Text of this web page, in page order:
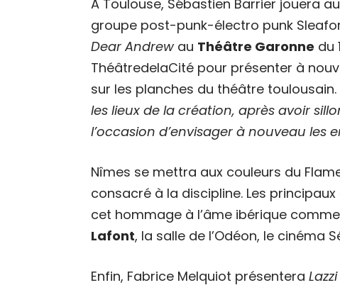
A Toulouse, Sébastien Barrier jouera
groupe post-punk-électro punk
Dear Andrewau Théâtre Garonne du
ThéâtredelaCité pour présenter à
sur les planches du théâtre
les lieux de la création, après avoir
l’occasion d’envisager à nouveau les
Nîmes se mettra aux couleurs du
consacré à la discipline. Les
cet hommage à l’âme ibérique
Lafont, la salle de l’Odéon, le cinéma
Enfin, Fabrice Melquiot présentera Lazzi